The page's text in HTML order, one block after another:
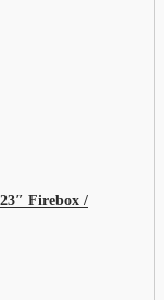
Firebox /